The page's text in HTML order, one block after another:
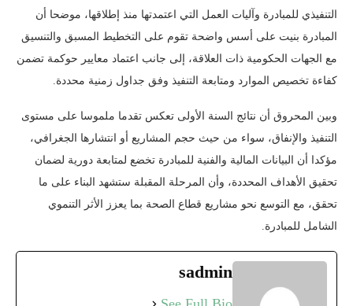
التنفيذي للمبادرة وآليات العمل التي اعتمدتها منذ إطلاقها، موضحا أن
المبادرة بنيت على أسس واضحة تقوم على التخطيط المسبق والتنسيق
مع الجهات الحكومية ذات العلاقة، إلى جانب اعتماد معايير حوكمة تضمن
كفاءة تخصيص الموارد ومتابعة التنفيذ وفق جداول زمنية محددة.
وبين المحروق أن نتائج السنة الأولى تعكس تقدما ملموسا على مستوى
التنفيذ والإنفاق، سواء من حيث حجم المشاريع أو انتشارها الجغرافي،
مؤكدا أن البيانات المالية والفنية للمبادرة تخضع لمتابعة دورية لضمان
تحقيق الأهداف المحددة، وأن المرحلة المقبلة ستشهد البناء على ما
تحقق، مع التوسع نحو مشاريع قطاع الصحة بما يعزز الأثر التنموي
الشامل للمبادرة.
sadmin